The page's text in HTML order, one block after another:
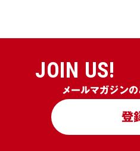
JOIN US!
メールマガジン
登